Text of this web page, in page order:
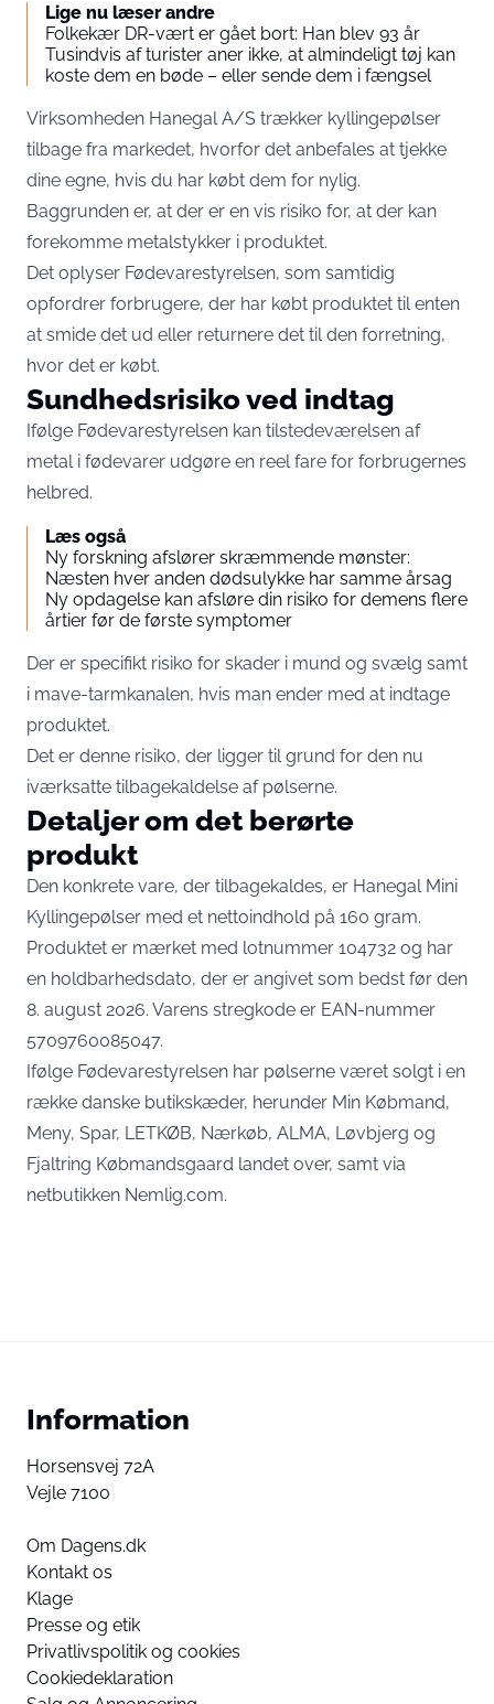
Lige nu læser andre
Folkekær DR-vært er gået bort: Han blev 93 år
Tusindvis af turister aner ikke, at almindeligt tøj kan
koste dem en bøde – eller sende dem i fængsel
Virksomheden Hanegal A/S trækker kyllingepølser
tilbage fra markedet, hvorfor det anbefales at tjekke
dine egne, hvis du har købt dem for nylig.
Baggrunden er, at der er en vis risiko for, at der kan
forekomme metalstykker i produktet.
Det oplyser Fødevarestyrelsen, som samtidig
opfordrer forbrugere, der har købt produktet til enten
at smide det ud eller returnere det til den forretning,
hvor det er købt.
Sundhedsrisiko ved indtag
Ifølge Fødevarestyrelsen kan tilstedeværelsen af
metal i fødevarer udgøre en reel fare for forbrugernes
helbred.
Læs også
Ny forskning afslører skræmmende mønster:
Næsten hver anden dødsulykke har samme årsag
Ny opdagelse kan afsløre din risiko for demens flere
årtier før de første symptomer
Der er specifikt risiko for skader i mund og svælg samt
i mave-tarmkanalen, hvis man ender med at indtage
produktet.
Det er denne risiko, der ligger til grund for den nu
iværksatte tilbagekaldelse af pølserne.
Detaljer om det berørte
produkt
Den konkrete vare, der tilbagekaldes, er Hanegal Mini
Kyllingepølser med et nettoindhold på 160 gram.
Produktet er mærket med lotnummer 104732 og har
en holdbarhedsdato, der er angivet som bedst før den
8. august 2026. Varens stregkode er EAN-nummer
5709760085047.
Ifølge Fødevarestyrelsen har pølserne været solgt i en
række danske butikskæder, herunder Min Købmand,
Meny, Spar, LETKØB, Nærkøb, ALMA, Løvbjerg og
Fjaltring Købmandsgaard landet over, samt via
netbutikken Nemlig.com.
Information
Horsensvej 72A
Vejle 7100
Om Dagens.dk
Kontakt os
Klage
Presse og etik
Privatlivspolitik og cookies
Cookiedeklaration